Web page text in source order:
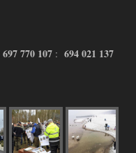
697 770 107 : 694 021 137